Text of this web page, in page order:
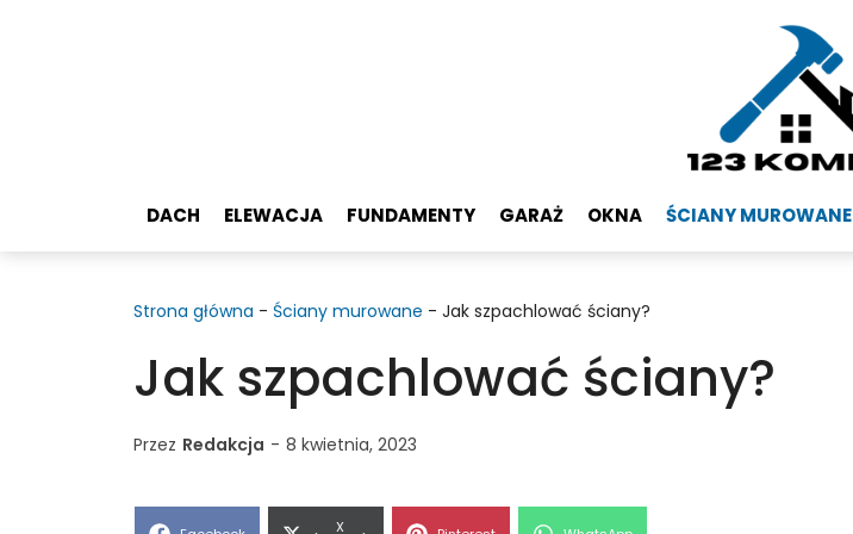
DACH ELEWACJA FUNDAMENTY GARAŻ OKNA ŚCIANY MUROWANE
Strona główna - Ściany murowane - Jak szpachlować ściany?
Jak szpachlować ściany?
Przez Redakcja - 8 kwietnia, 2023
Share
X